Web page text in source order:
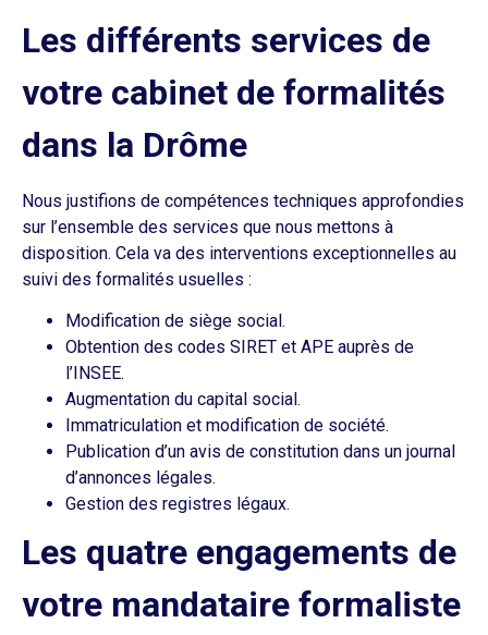
Les différents services de
votre cabinet de formalités
dans la Drôme
Nous justifions de compétences techniques approfondies
sur l’ensemble des services que nous mettons à
disposition. Cela va des interventions exceptionnelles au
suivi des formalités usuelles :
Modification de siège social.
Obtention des codes SIRET et APE auprès de
l’INSEE.
Augmentation du capital social.
Immatriculation et modification de société.
Publication d’un avis de constitution dans un journal
d’annonces légales.
Gestion des registres légaux.
Les quatre engagements de
votre mandataire formaliste